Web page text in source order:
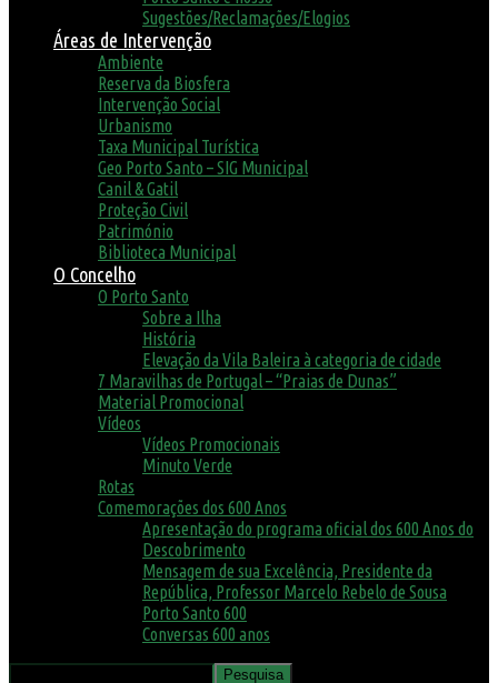
Sugestões/Reclamações/Elogios
Áreas de Intervenção
Ambiente
Reserva da Biosfera
Intervenção Social
Urbanismo
Taxa Municipal Turística
Geo Porto Santo – SIG Municipal
Canil & Gatil
Proteção Civil
Património
Biblioteca Municipal
O Concelho
O Porto Santo
Sobre a Ilha
História
Elevação da Vila Baleira à categoria de cidade
7 Maravilhas de Portugal – “Praias de Dunas”
Material Promocional
Vídeos
Vídeos Promocionais
Minuto Verde
Rotas
Comemorações dos 600 Anos
Apresentação do programa oficial dos 600 Anos do
Descobrimento
Mensagem de sua Excelência, Presidente da
República, Professor Marcelo Rebelo de Sousa
Porto Santo 600
Conversas 600 anos